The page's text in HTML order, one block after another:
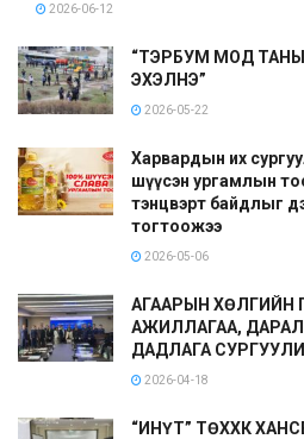
2026-06-12
“ТЭРБУМ МОД
ЭХЭЛНЭ”
2026-05-22
Харвардын их
шүүсэн ургамлын
тэнцвэрт байдлыг
тогтоожээ
2026-05-06
АГААРЫН ХӨЛГИЙН
АЖИЛЛАГАА,
ДАДЛАГА
2026-04-18
“ИНҮТ” ТӨХХК